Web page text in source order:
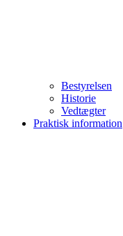
Bestyrelsen
Historie
Vedtægter
Praktisk information